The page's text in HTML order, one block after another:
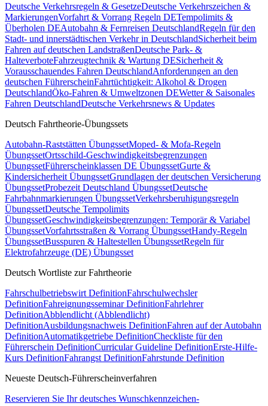
Deutsche Verkehrsregeln & GesetzeDeutsche Verkehrszeichen &
MarkierungenVorfahrt & Vorrang Regeln DETempolimits &
Überholen DEAutobahn & Fernreisen DeutschlandRegeln für den
Stadt- und innerstädtischen Verkehr in DeutschlandSicherheit beim
Fahren auf deutschen LandstraßenDeutsche Park- &
HalteverboteFahrzeugtechnik & Wartung DESicherheit &
Vorausschauendes Fahren DeutschlandAnforderungen an den
deutschen FührerscheinFahrtüchtigkeit: Alkohol & Drogen
DeutschlandÖko-Fahren & Umweltzonen DEWetter & Saisonales
Fahren DeutschlandDeutsche Verkehrsnews & Updates
Deutsch Fahrtheorie-Übungssets
Autobahn-Raststätten ÜbungssetMoped- & Mofa-Regeln
ÜbungssetOrtsschild-Geschwindigkeitsbegrenzungen
ÜbungssetFührerscheinklassen DE ÜbungssetGurte &
Kindersicherheit ÜbungssetGrundlagen der deutschen Versicherung
ÜbungssetProbezeit Deutschland ÜbungssetDeutsche
Fahrbahnmarkierungen ÜbungssetVerkehrsberuhigungsregeln
ÜbungssetDeutsche Tempolimits
ÜbungssetGeschwindigkeitsbegrenzungen: Temporär & Variabel
ÜbungssetVorfahrtsstraßen & Vorrang ÜbungssetHandy-Regeln
ÜbungssetBusspuren & Haltestellen ÜbungssetRegeln für
Elektrofahrzeuge (DE) Übungsset
Deutsch Wortliste zur Fahrtheorie
Fahrschulbetriebswirt DefinitionFahrschulwechsler
DefinitionFahreignungsseminar DefinitionFahrlehrer
DefinitionAbblendlicht (Abblendlicht)
DefinitionAusbildungsnachweis DefinitionFahren auf der Autobahn
DefinitionAutomatikgetriebe DefinitionCheckliste für den
Führerschein DefinitionCurricular Guideline DefinitionErste-Hilfe-
Kurs DefinitionFahrangst DefinitionFahrstunde Definition
Neueste Deutsch-Führerscheinverfahren
Reservieren Sie Ihr deutsches Wunschkennzeichen-